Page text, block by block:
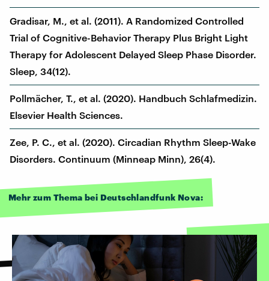
Gradisar, M., et al. (2011). A Randomized Controlled
Trial of Cognitive-Behavior Therapy Plus Bright Light
Therapy for Adolescent Delayed Sleep Phase Disorder.
Sleep, 34(12).
Pollmächer, T., et al. (2020). Handbuch Schlafmedizin.
Elsevier Health Sciences.
Zee, P. C., et al. (2020). Circadian Rhythm Sleep-Wake
Disorders. Continuum (Minneap Minn), 26(4).
Mehr zum Thema bei Deutschlandfunk Nova: